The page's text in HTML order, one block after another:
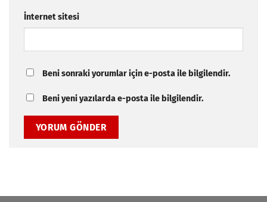
İnternet sitesi
Beni sonraki yorumlar için e-posta ile bilgilendir.
Beni yeni yazılarda e-posta ile bilgilendir.